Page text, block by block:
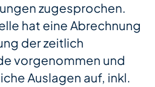
zugesprochen.
hat eine Abrechnung
der zeitlich
vorgenommen und
Auslagen auf, inkl.